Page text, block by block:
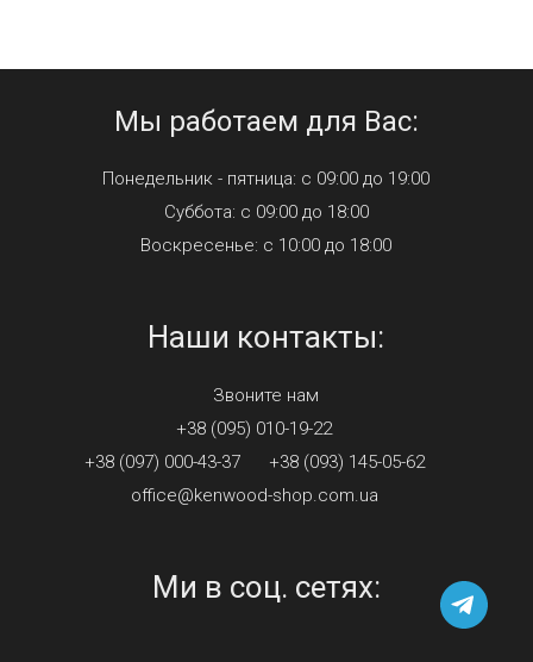
Мы работаем для Вас:
Понедельник - пятница: с 09:00 до 19:00
Суббота: с 09:00 до 18:00
Воскресенье: с 10:00 до 18:00
Наши контакты:
Звоните нам
+38 (095) 010-19-22
+38 (097) 000-43-37
+38 (093) 145-05-62
office@kenwood-shop.com.ua
Ми в соц. сетях: